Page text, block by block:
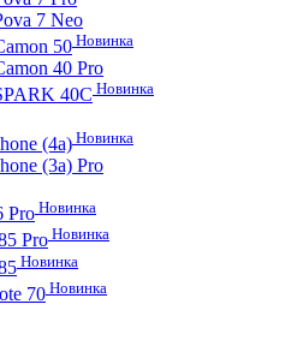
7 Neo
50 Новинка
40 Pro
40C Новинка
(4a)Новинка
(3a) Pro
Pro Новинка
Pro Новинка
Новинка
70Новинка